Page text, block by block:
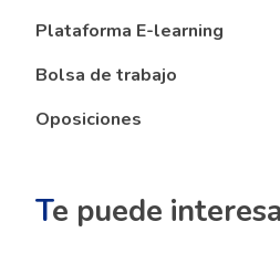
Plataforma E-learning
Bolsa de trabajo
Oposiciones
Te puede